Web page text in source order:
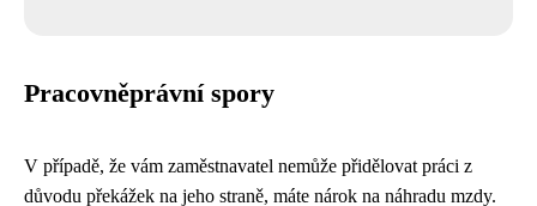
Pracovněprávní spory
V případě, že vám zaměstnavatel nemůže přidělovat práci z
důvodu překážek na jeho straně, máte nárok na náhradu mzdy.